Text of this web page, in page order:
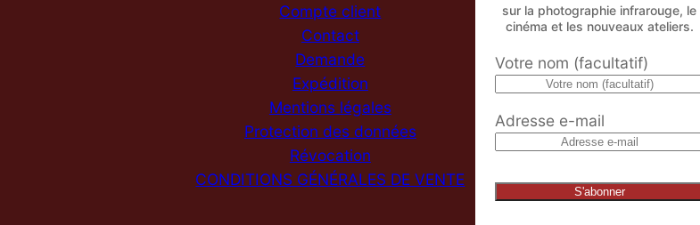
Compte client
Contact
Demande
Expédition
Mentions légales
Protection des données
Révocation
CONDITIONS GÉNÉRALES DE VENTE
sur la photographie infrarouge, le
cinéma et les nouveaux ateliers.
Votre nom (facultatif)
Adresse e-mail